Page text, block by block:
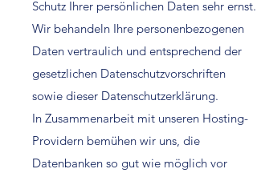
Schutz Ihrer persönlichen Daten sehr ernst.
Wir behandeln Ihre personenbezogenen
Daten vertraulich und entsprechend der
gesetzlichen Datenschutzvorschriften
sowie dieser Datenschutzerklärung.
In Zusammenarbeit mit unseren Hosting-
Providern bemühen wir uns, die
Datenbanken so gut wie möglich vor